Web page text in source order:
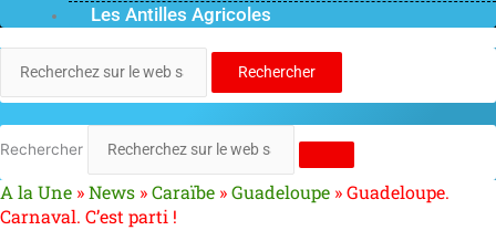
Les Antilles Agricoles
Rechercher
Rechercher
A la Une »News »Caraïbe »Guadeloupe »Guadeloupe.
Carnaval. C’est parti !